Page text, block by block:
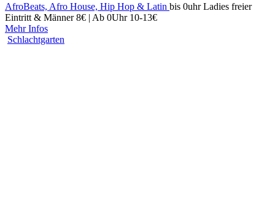
AfroBeats, Afro House, Hip Hop & Latin bis 0uhr Ladies freier
Eintritt & Männer 8€ | Ab 0Uhr 10-13€
Mehr Infos
Schlachtgarten